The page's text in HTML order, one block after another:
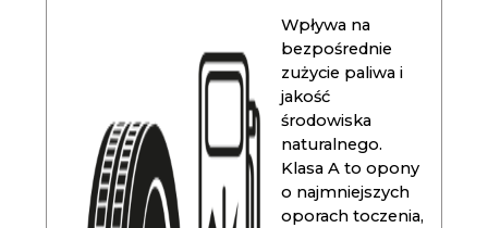
Wpływa na
bezpośrednie
zużycie paliwa i
jakość
środowiska
naturalnego.
Klasa A to opony
o najmniejszych
oporach toczenia,